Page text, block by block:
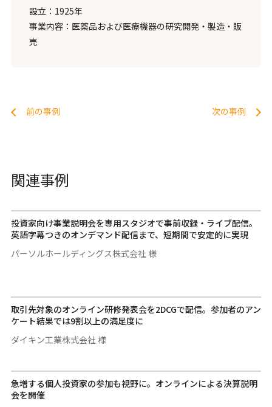
設立：1925年
事業内容：医薬品および医療機器の研究開発・製造・販
売
前の事例 次の事例
関連事例
投資家向け事業説明会を専用スタジオで事前収録・ライブ配信。
英語字幕つきのオンデマンド配信まで、短期間で安定的に実現
パーソルホールディングス株式会社 様
取引先対象のオンライン研修発表会を2DCGで配信。参加者のアン
ケート結果では9割以上の満足度に
ダイキン工業株式会社 様
急増する個人投資家の参加も視野に。オンラインによる決算説明
会を開催